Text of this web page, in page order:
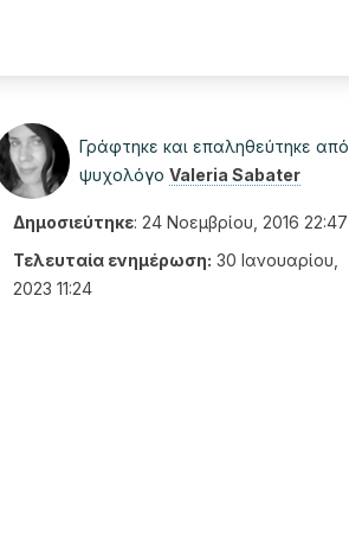
Γράφτηκε και επαληθεύτηκε από
ψυχολόγο Valeria Sabater
Δημοσιεύτηκε: 24 Νοεμβρίου, 2016 22:47
Τελευταία ενημέρωση: 30 Ιανουαρίου,
2023 11:24